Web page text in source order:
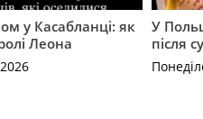
у Касабланці: як
Леона
У
після